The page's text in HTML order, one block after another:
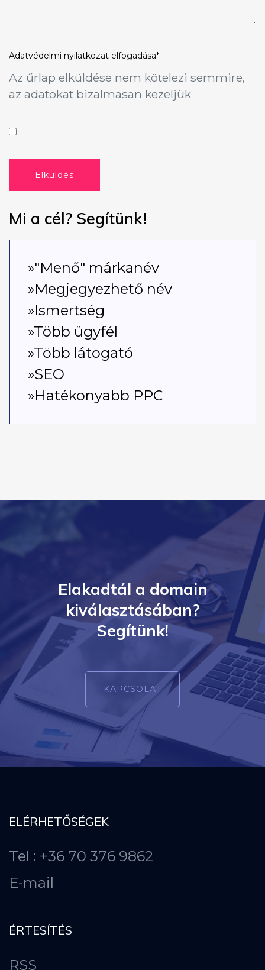
Adatvédelmi nyilatkozat elfogadása*
Az űrlap elküldése nem kötelezi semmire,
az adatokat bizalmasan kezeljük
Elküldés
Mi a cél? Segítünk!
»"Menő" márkanév
»Megjegyezhető név
»Ismertség
»Több ügyfél
»Több látogató
»SEO
»Hatékonyabb PPC
Elakadtál a domain
kiválasztásában?
Segítünk!
KAPCSOLAT
ELÉRHETŐSÉGEK
Tel : +36 70 376 9862
E-mail
ÉRTESÍTÉS
RSS